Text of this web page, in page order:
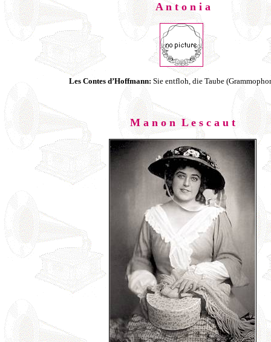
A n t o n i a
Les Contes d’Hoffmann: Sie entfloh, die Taube
M a n o n L e s c a u t